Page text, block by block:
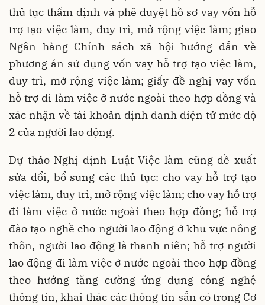
thủ tục thẩm định và phê duyệt hồ sơ vay vốn hỗ
trợ tạo việc làm, duy trì, mở rộng việc làm; giao
Ngân hàng Chính sách xã hội hướng dẫn về
phương án sử dụng vốn vay hỗ trợ tạo việc làm,
duy trì, mở rộng việc làm; giấy đề nghị vay vốn
hỗ trợ đi làm việc ở nước ngoài theo hợp đồng và
xác nhận về tài khoản định danh điện tử mức độ
2 của người lao động.
Dự thảo Nghị định Luật Việc làm cũng đề xuất
sửa đổi, bổ sung các thủ tục: cho vay hỗ trợ tạo
việc làm, duy trì, mở rộng việc làm; cho vay hỗ trợ
đi làm việc ở nước ngoài theo hợp đồng; hỗ trợ
đào tạo nghề cho người lao động ở khu vực nông
thôn, người lao động là thanh niên; hỗ trợ người
lao động đi làm việc ở nước ngoài theo hợp đồng
theo hướng tăng cường ứng dụng công nghệ
thông tin, khai thác các thông tin sẵn có trong Cơ